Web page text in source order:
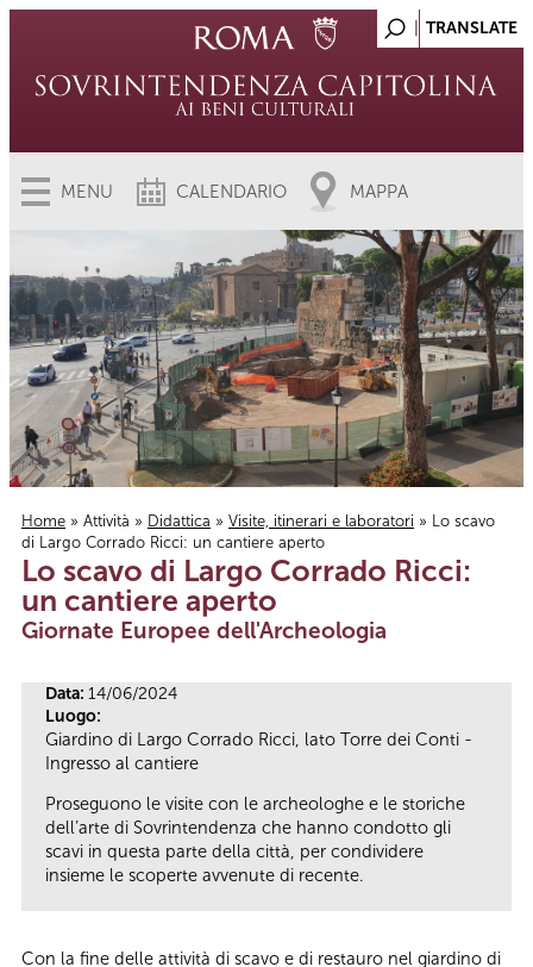
MENU CALENDARIO MAPPA
Tu sei qui
Home » Attività » Didattica » Visite, itinerari e laboratori » Lo scavo
di Largo Corrado Ricci: un cantiere aperto
Lo scavo di Largo Corrado Ricci:
un cantiere aperto
Giornate Europee dell'Archeologia
Data: 14/06/2024
Luogo:
Giardino di Largo Corrado Ricci, lato Torre dei Conti -
Ingresso al cantiere
Proseguono le visite con le archeologhe e le storiche
dell’arte di Sovrintendenza che hanno condotto gli
scavi in questa parte della città, per condividere
insieme le scoperte avvenute di recente.
Con la fine delle attività di scavo e di restauro nel giardino di